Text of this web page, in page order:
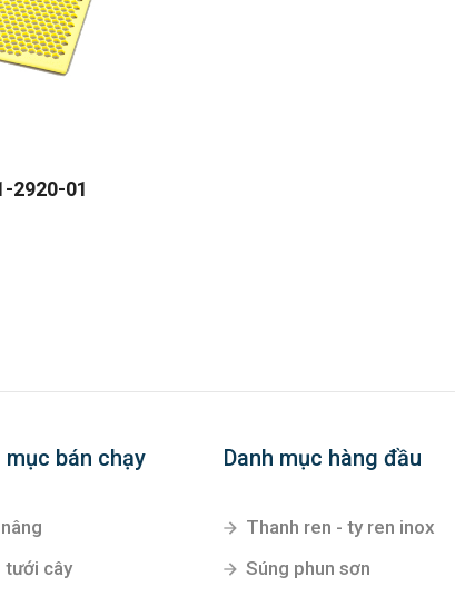
2920-01
mục bán chạy
tưới cây
Danh mục hàng đầu
Thanh ren - ty ren inox
Súng phun sơn